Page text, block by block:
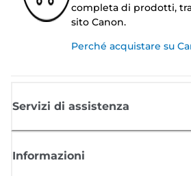
completa di prodotti,
sito Canon.
Perché acquistare su
Servizi di assistenza
Informazioni